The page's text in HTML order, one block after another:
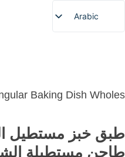
Arabic
English
Spanish
Japanese
Korean
طبق خبز مستطيل
طاجن مستطيلة